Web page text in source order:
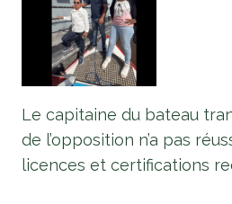
Le capitaine du bateau
de l’opposition n’a pas
licences et certifications